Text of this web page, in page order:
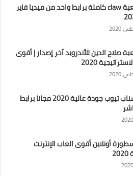
تحميل لعبة claw كاملة برابط واحد من ميديا فاير
صلاح الدين للأندرويد آخر إصدار | أقوى
2020
تحميل سناب تيوب جودة عالية 2020 مجانا برابط
أونلاين أقوى العاب الإنترنت